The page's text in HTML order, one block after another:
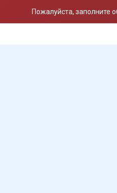
Пожалуйста, заполните
Пожалуйста, заполните
Пожалуйста, заполните